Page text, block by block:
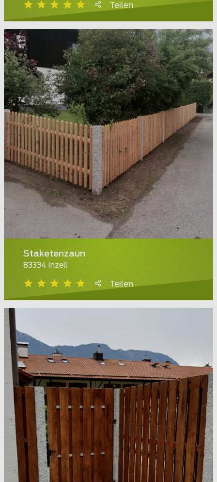
Teilen
Staketenzaun
83334 Inzell
Teilen